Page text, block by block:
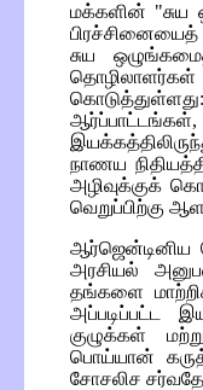
மக்களின் "சுய
சுய
ஆர்ப்பாட்டங்கள்,
நாணய
அழிவுக்குக்
வெறுப்பிற்கு
ஆர்ஜென்டினிய
அரசியல்
தங்களை
அப்படிப்பட்ட
குழுக்கள்
பொய்யான்
சோசலிச